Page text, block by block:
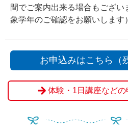
間でご案内出来る場合もござ
象学年のご確認をお願いします）
お申込みはこちら（
体験・1日講座など